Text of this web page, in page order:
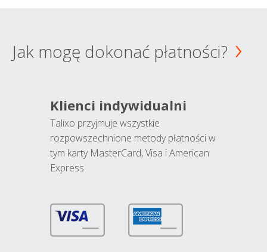
Jak mogę dokonać płatności?
Klienci indywidualni
Talixo przyjmuje wszystkie
rozpowszechnione metody płatności w
tym karty MasterCard, Visa i American
Express.